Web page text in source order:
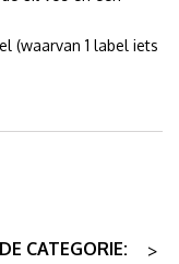
(waarvan 1 label iets
CATEGORIE:
>